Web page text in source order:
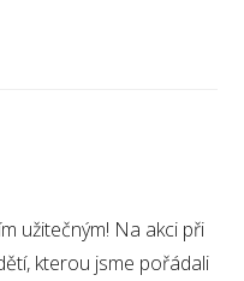
užitečným! Na akci při
kterou jsme pořádali